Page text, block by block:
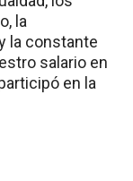
la
la constante
salario en
en la